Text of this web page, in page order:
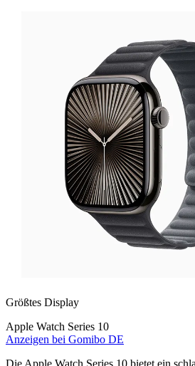
Größtes Display
Apple Watch Series 10
Anzeigen bei Gomibo DE
Die Apple Watch Series 10 bietet ein